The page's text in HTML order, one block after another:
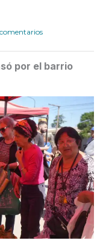
por el barrio